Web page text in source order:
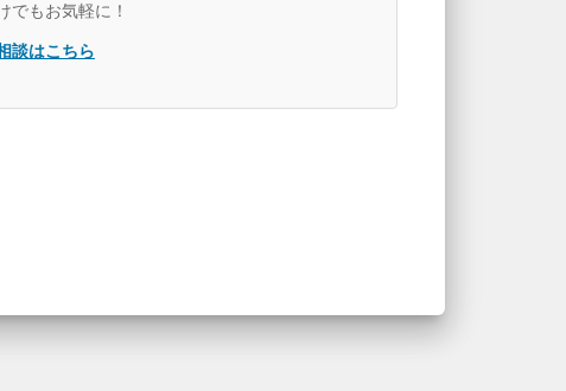
でもお気軽に！
談はこちら